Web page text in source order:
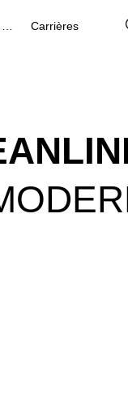
Carrières